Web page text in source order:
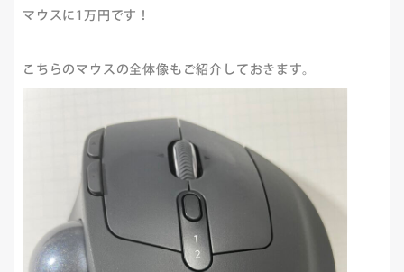
マウスに1万円です！
こちらのマウスの全体像もご紹介しておきます。